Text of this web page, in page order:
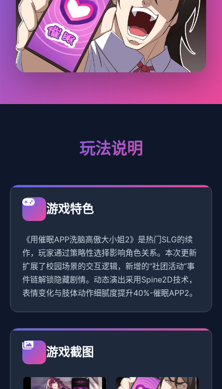
玩法说明
游戏特色
《用催眠APP洗脑高傲大小姐2》是热门SLG的续
作，玩家通过策略性选择影响角色关系。本次更新
扩展了校园场景的交互逻辑，新增的“社团活动”事
件链解锁隐藏剧情。动态演出采用Spine2D技术，
表情变化与肢体动作细腻度提升40%-催眠APP2。
游戏截图